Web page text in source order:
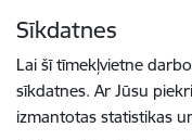
Sīkdatnes
Lai šī tīmekļvietne
sīkdatnes. Ar Jūsu
izmantotas statistikas